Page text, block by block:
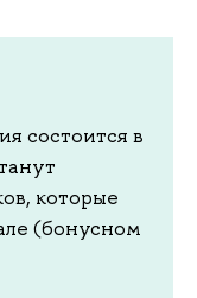
состоится в
которые
(бонусном